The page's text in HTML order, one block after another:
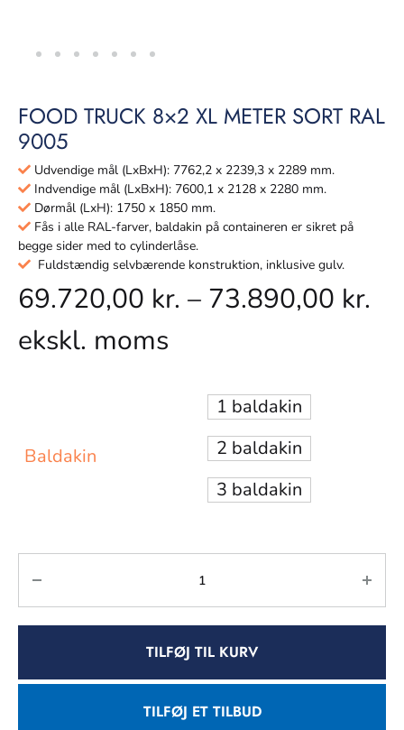
FOOD TRUCK 8×2 XL METER SORT RAL
9005
Udvendige mål (LxBxH): 7762,2 x 2239,3 x 2289 mm.
Indvendige mål (LxBxH): 7600,1 x 2128 x 2280 mm.
Dørmål (LxH): 1750 x 1850 mm.
Fås i alle RAL-farver, baldakin på containeren er sikret på
begge sider med to cylinderlåse.
Fuldstændig selvbærende konstruktion, inklusive gulv.
69.720,00 kr. – 73.890,00 kr.
ekskl. moms
Baldakin
1 baldakin
2 baldakin
3 baldakin
TILFØJ TIL KURV
TILFØJ ET TILBUD